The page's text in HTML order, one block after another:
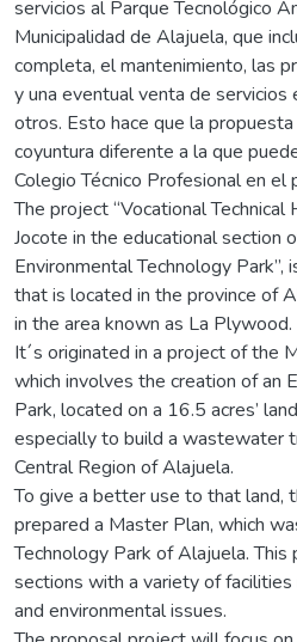
servicios al Parque Tecnológico
Municipalidad de Alajuela, que
completa, el mantenimiento, las
y una eventual venta de
otros. Esto hace que la
coyuntura diferente a la que
Colegio Técnico Profesional en el
The project “Vocational
Jocote in the educational section
Environmental Technology Park”,
that is located in the province of
in the area known as La Plywood.
It´s originated in a project of the
which involves the creation of an
Park, located on a 16.5 acres’
especially to build a wastewater
Central Region of Alajuela.
To give a better use to that land,
prepared a Master Plan, which
Technology Park of Alajuela. This
sections with a variety of
and environmental issues.